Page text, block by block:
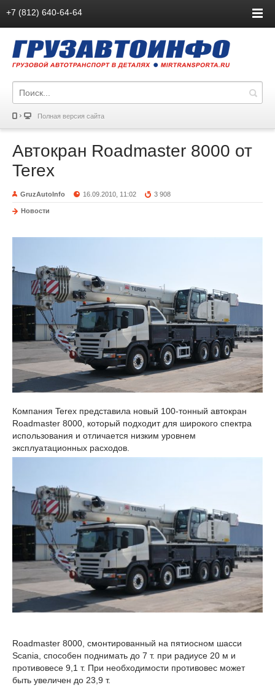
+7 (812) 640-64-64
Полная версия сайта
Автокран Roadmaster 8000 от
Terex
GruzAutoInfo 16.09.2010, 11:02 3 908
Новости
Компания Terex представила новый 100-тонный автокран
Roadmaster 8000, который подходит для широкого спектра
использования и отличается низким уровнем
эксплуатационных расходов.
Roadmaster 8000, смонтированный на пятиосном шасси
Scania, способен поднимать до 7 т. при радиусе 20 м и
противовесе 9,1 т. При необходимости противовес может
быть увеличен до 23,9 т.